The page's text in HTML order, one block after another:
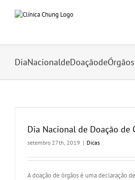
DiaNacionaldeDoaçãodeÓrgãos
Dia Nacional de Doação de
setembro 27th, 2019 | Dicas
A doação de órgãos é uma declaração